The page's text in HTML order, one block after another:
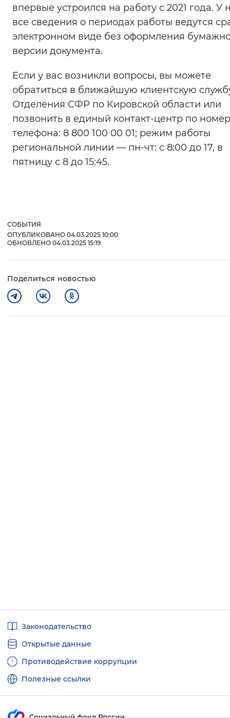
впервые устроился на работу с 2021 года. У
все сведения о периодах работы ведутся
электронном виде без оформления
версии документа.
Если у вас возникли вопросы, вы можете
обратиться в ближайшую клиентскую
Отделения СФР по Кировской области или
позвонить в единый контакт-центр по
телефона: 8 800 100 00 01; режим работы
региональной линии — пн-чт: с 8:00 до 17, в
пятницу с 8 до 15:45.
СОБЫТИЯ
ОПУБЛИКОВАНО 04.03.2025 10:00
ОБНОВЛЕНО 04.03.2025 15:19
Поделиться новостью
ссылкиЗаконодательство
Открытые данные
Противодействие коррупции
Полезные ссылки